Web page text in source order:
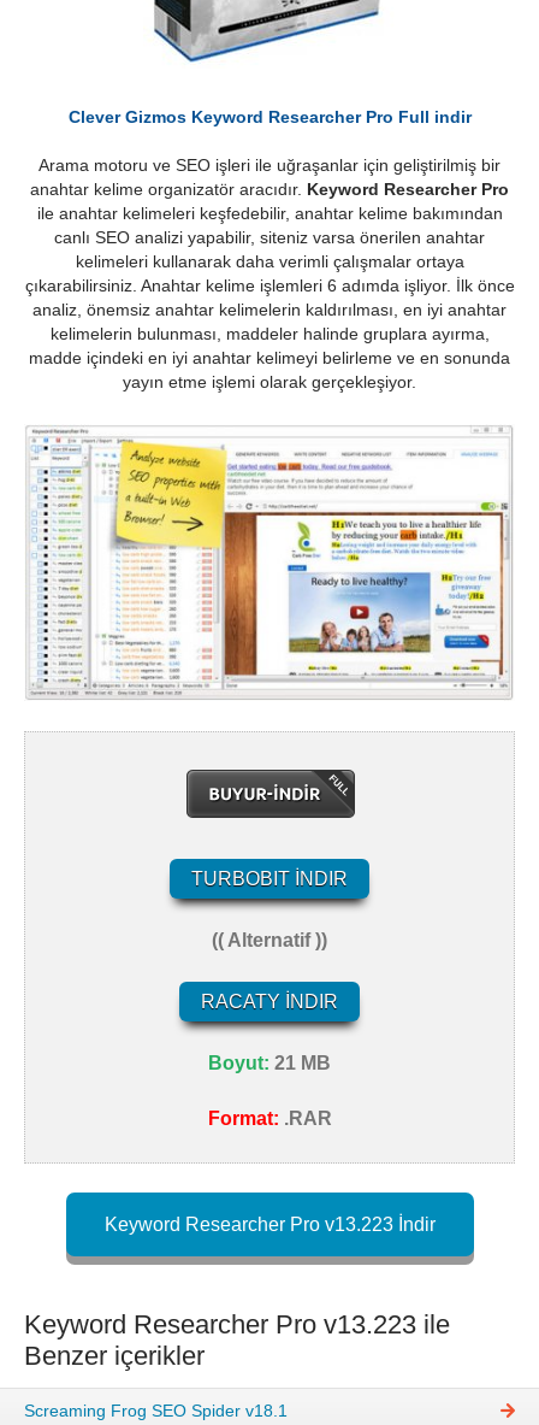
Clever Gizmos Keyword Researcher Pro Full indir
Arama motoru ve SEO işleri ile uğraşanlar için geliştirilmiş bir
anahtar kelime organizatör aracıdır. Keyword Researcher Pro
ile anahtar kelimeleri keşfedebilir, anahtar kelime bakımından
canlı SEO analizi yapabilir, siteniz varsa önerilen anahtar
kelimeleri kullanarak daha verimli çalışmalar ortaya
çıkarabilirsiniz. Anahtar kelime işlemleri 6 adımda işliyor. İlk önce
analiz, önemsiz anahtar kelimelerin kaldırılması, en iyi anahtar
kelimelerin bulunması, maddeler halinde gruplara ayırma,
madde içindeki en iyi anahtar kelimeyi belirleme ve en sonunda
yayın etme işlemi olarak gerçekleşiyor.
TURBOBIT İNDIR
(( Alternatif ))
RACATY İNDIR
Boyut: 21 MB
Format: .RAR
Keyword Researcher Pro v13.223 İndir
Keyword Researcher Pro v13.223 ile
Benzer içerikler
Screaming Frog SEO Spider v18.1